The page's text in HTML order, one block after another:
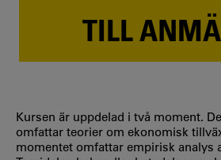
TILL
Kursen är uppdelad i två moment.
omfattar teorier om ekonomisk
momentet omfattar empirisk analys